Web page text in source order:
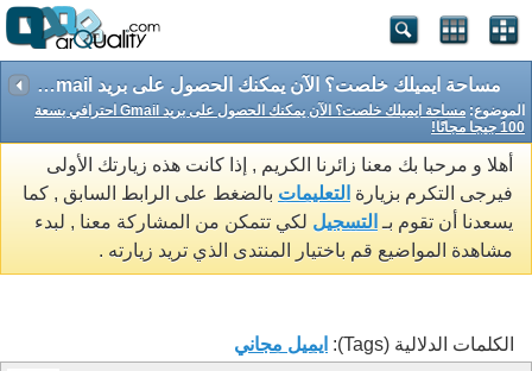
مساحة ايميلك خلصت؟ الآن يمكنك الحصول على بريد Gmail احترافي بسعة 100 جيجا مجانًا!
الموضوع:
مساحة ايميلك خلصت؟ الآن يمكنك الحصول على بريد Gmail احترافي بسعة
100 جيجا مجانًا!
أهلا و مرحبا بك معنا زائرنا الكريم , إذا كانت هذه زيارتك الأولى
فيرجى التكرم بزيارة التعليمات بالضغط على الرابط السابق , كما
يسعدنا أن تقوم بـ التسجيل لكي تتمكن من المشاركة معنا , لبدء
مشاهدة المواضيع قم باختيار المنتدى الذي تريد زيارته .
الكلمات الدلالية (Tags):
ايميل مجاني